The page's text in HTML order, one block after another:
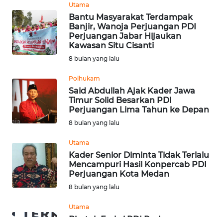
Utama
Bantu Masyarakat Terdampak
Banjir, Wanoja Perjuangan PDI
Perjuangan Jabar Hijaukan
Kawasan Situ Cisanti
8 bulan yang lalu
Polhukam
Said Abdullah Ajak Kader Jawa
Timur Solid Besarkan PDI
Perjuangan Lima Tahun ke Depan
8 bulan yang lalu
Utama
Kader Senior Diminta Tidak Terlalu
Mencampuri Hasil Konpercab PDI
Perjuangan Kota Medan
8 bulan yang lalu
Utama
BENGKULU
WN
LAMPUNG
JATENG
WN
NUSANTARA
WN
JOGJA
WN